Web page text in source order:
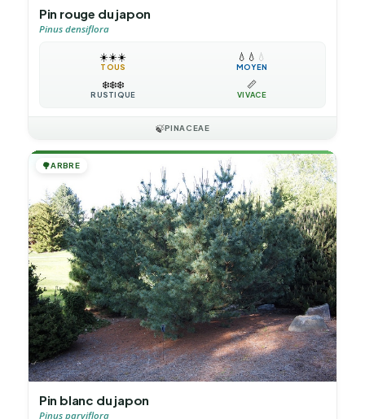
Pin rouge du japon
Pinus densiflora
☀️☀️☀️
TOUS
💧 💧 💧
MOYEN
❄️❄️❄️
RUSTIQUE
📏
VIVACE
🍃PINACEAE
🌳ARBRE
Pin blanc du japon
Pinus parviflora